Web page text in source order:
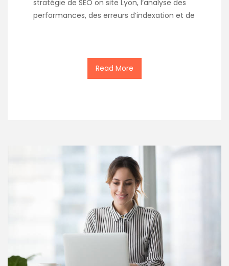
stratégie de SEO on site Lyon, l’analyse des
performances, des erreurs d’indexation et de
Read More